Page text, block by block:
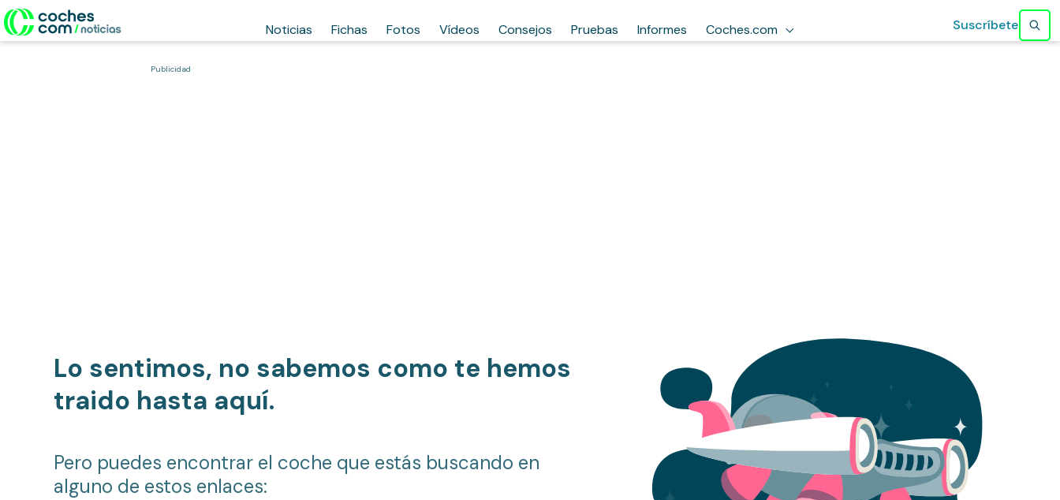
Noticias Fichas Fotos Vídeos Consejos Pruebas Informes Coches.com Suscríbete
Publicidad
Lo sentimos, no sabemos como te hemos
traido hasta aquí.
Pero puedes encontrar el coche que estás buscando en
alguno de estos enlaces: